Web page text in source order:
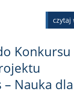
czytaj
Konkursu
– Nauka dla